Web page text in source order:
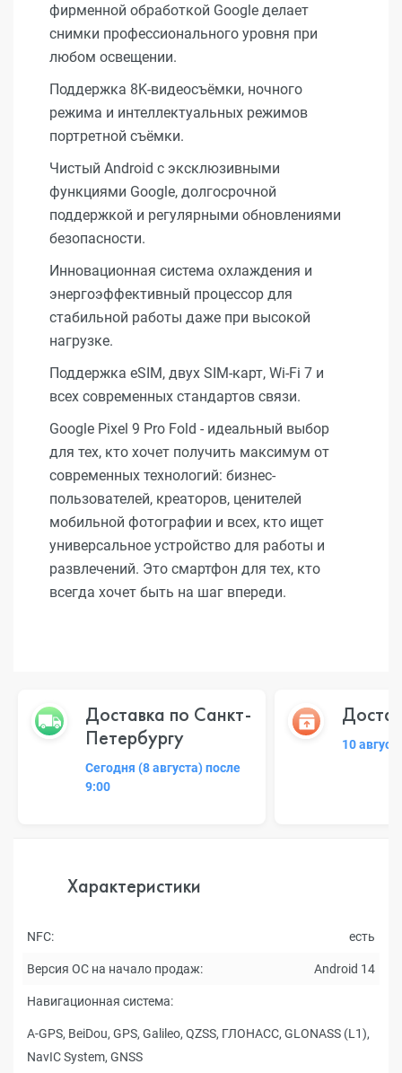
фирменной обработкой Google делает
снимки профессионального уровня при
любом освещении.
Поддержка 8K-видеосъёмки, ночного
режима и интеллектуальных режимов
портретной съёмки.
Чистый Android с эксклюзивными
функциями Google, долгосрочной
поддержкой и регулярными обновлениями
безопасности.
Инновационная система охлаждения и
энергоэффективный процессор для
стабильной работы даже при высокой
нагрузке.
Поддержка eSIM, двух SIM-карт, Wi-Fi 7 и
всех современных стандартов связи.
Google Pixel 9 Pro Fold - идеальный выбор
для тех, кто хочет получить максимум от
современных технологий: бизнес-
пользователей, креаторов, ценителей
мобильной фотографии и всех, кто ищет
универсальное устройство для работы и
развлечений. Это смартфон для тех, кто
всегда хочет быть на шаг впереди.
Доставка по Санкт-
Петербургу
Сегодня (8 августа) после
9:00
10
Характеристики
NFC: есть
Версия ОС на начало продаж: Android 14
Навигационная система:
A-GPS, BeiDou, GPS, Galileo, QZSS, ГЛОНАСС, GLONASS (L1),
NavIC System, GNSS